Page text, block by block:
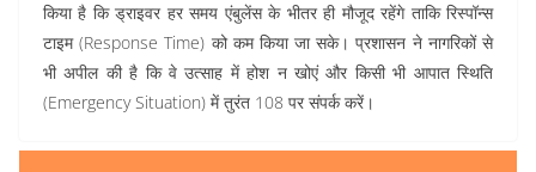
किया है कि ड्राइवर हर समय एंबुलेंस के भीतर ही मौजूद रहेंगे ताकि रिस्पॉन्स
टाइम (Response Time) को कम किया जा सके। प्रशासन ने नागरिकों से
भी अपील की है कि वे उत्साह में होश न खोएं और किसी भी आपात स्थिति
(Emergency Situation) में तुरंत 108 पर संपर्क करें।